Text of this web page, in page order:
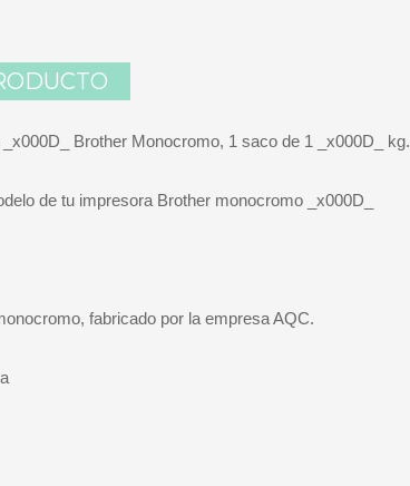
Brother Monocromo, 1 saco de 1 _x000D_ kg.
de tu impresora Brother monocromo _x000D_
fabricado por la empresa AQC.